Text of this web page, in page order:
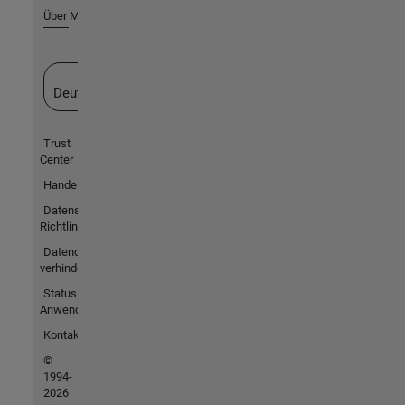
Über MathWorks
Deutschland
Trust
Center
Handelsmarken
Datenschutz-
Richtlinien
Datendiebstahl
verhindern
Status von
Anwendungen
Kontakt
©
1994-
2026